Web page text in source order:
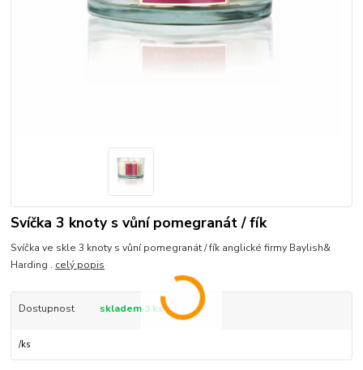
Svíčka 3 knoty s vůní pomegranát / fík
Svíčka ve skle 3 knoty s vůní pomegranát / fík anglické firmy Baylish&
Harding . celý popis
Dostupnost skladem 3 ks
/ks